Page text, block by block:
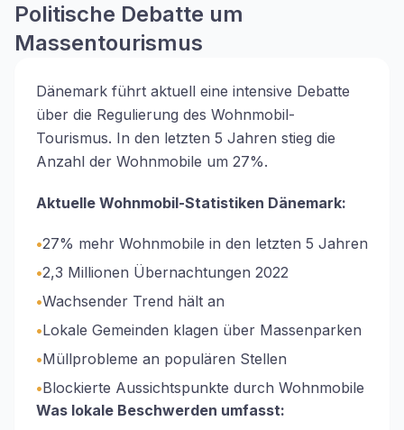
Politische Debatte um
Massentourismus
Dänemark führt aktuell eine intensive Debatte
über die Regulierung des Wohnmobil-
Tourismus. In den letzten 5 Jahren stieg die
Anzahl der Wohnmobile um 27%.
Aktuelle Wohnmobil-Statistiken Dänemark:
•27% mehr Wohnmobile in den letzten 5 Jahren
•2,3 Millionen Übernachtungen 2022
•Wachsender Trend hält an
•Lokale Gemeinden klagen über Massenparken
•Müllprobleme an populären Stellen
•Blockierte Aussichtspunkte durch Wohnmobile
Was lokale Beschwerden umfasst: